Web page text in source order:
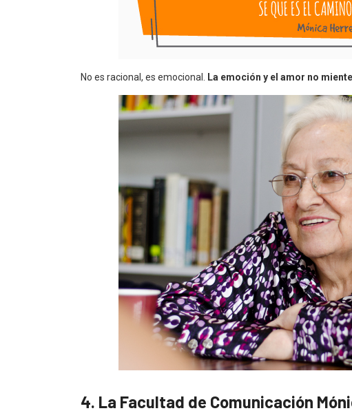
No es racional, es emocional. La emoción y el amor no
4. La Facultad de Comunicación